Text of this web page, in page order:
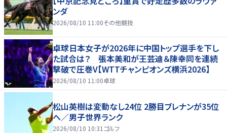
ンダ
2026/08/10 11:00その他競技
卓球日本女子が2026年に中国トップ選手を下し
た試合は？ 張本美和が王芸迪＆陳幸同を連続
撃破で圧巻V【WTTチャンピオンズ横浜2026】
2026/08/10 11:00卓球
松山英樹は変動なし24位 2勝目ブレナンが35位
へ／男子世界ランク
2026/08/10 10:31 ゴルフ